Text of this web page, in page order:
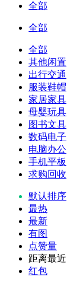
全部
全部
全部
其他闲置
出行交通
服装鞋帽
家居家具
母婴玩具
图书文具
数码电子
电脑办公
手机平板
求购回收
默认排序
最热
最新
有图
点赞量
距离最近
红包